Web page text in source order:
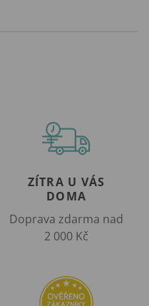
ZÍTRA U VÁS
DOMA
Doprava zdarma nad
2 000 Kč